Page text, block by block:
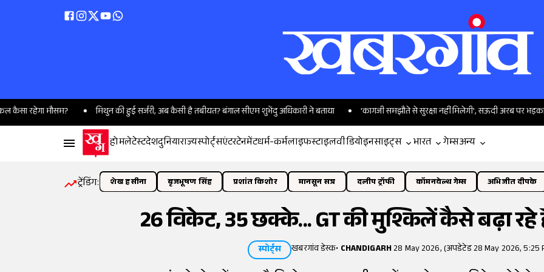
मौसम? मिथुन की हुई सर्जरी, अब कैसी है तबीयत? बंगाल सीएम शुभेंदु अधिकारी ने बताया 'कागजी समझौते से सुरक्षा नहीं मिलेगी', सऊदी अरब पर भड़का ईरान
होमलेटेस्टदेशदुनियाराज्यस्पोर्ट्सएंटरटेनमेंटधर्म-कर्मलाइफस्टाइलवीडियोइनसाइट्स भारत गेम्सअन्य
ट्रेंडिंग: शेख हसीना बृजभूषण सिंह प्रशांत किशोर मानसून सत्र दलीप ट्रॉफी कॉमनवेल्थ गेम्स अभिजीत दीपके
26 विकेट, 35 छक्के... GT की मुश्किलें कैसे बढ़ा रहे
स्पोर्ट्स खबरगांव डेस्क• CHANDIGARH28 May 2026, (अपडेटेड 28 May 2026, 5:25